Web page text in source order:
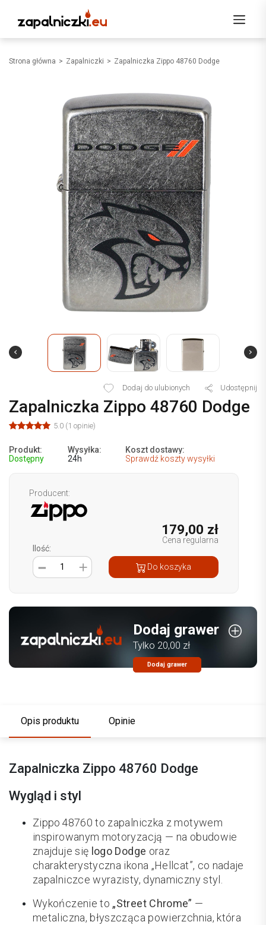
Strona główna Zapalniczki Zapalniczka Zippo 48760 Dodge
Dodaj do ulubionych Udostępnij
Zapalniczka Zippo 48760 Dodge
5.0 (1 opinie)
Produkt:
Dostępny
Wysyłka:
24h
Koszt dostawy:
Sprawdź koszty wysyłki
Producent:
179,00 zł
Cena regularna
Ilość:
1
Do koszyka
Dodaj grawer
Tylko 20,00 zł
Dodaj grawer
Opis produktu Opinie
Zapalniczka Zippo 48760 Dodge
Wygląd i styl
Zippo 48760 to zapalniczka z motywem
inspirowanym motoryzacją — na obudowie
znajduje się logo Dodge oraz
charakterystyczna ikona „Hellcat”, co nadaje
zapalniczce wyrazisty, dynamiczny styl.
Wykończenie to „Street Chrome” —
metaliczna, błyszcząca powierzchnia, która